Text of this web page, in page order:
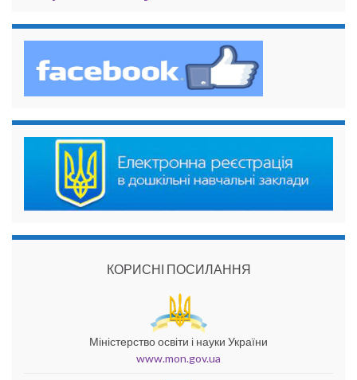
КОРИСНІ ПОСИЛАННЯ
Міністерство освіти і науки України
www.mon.gov.ua